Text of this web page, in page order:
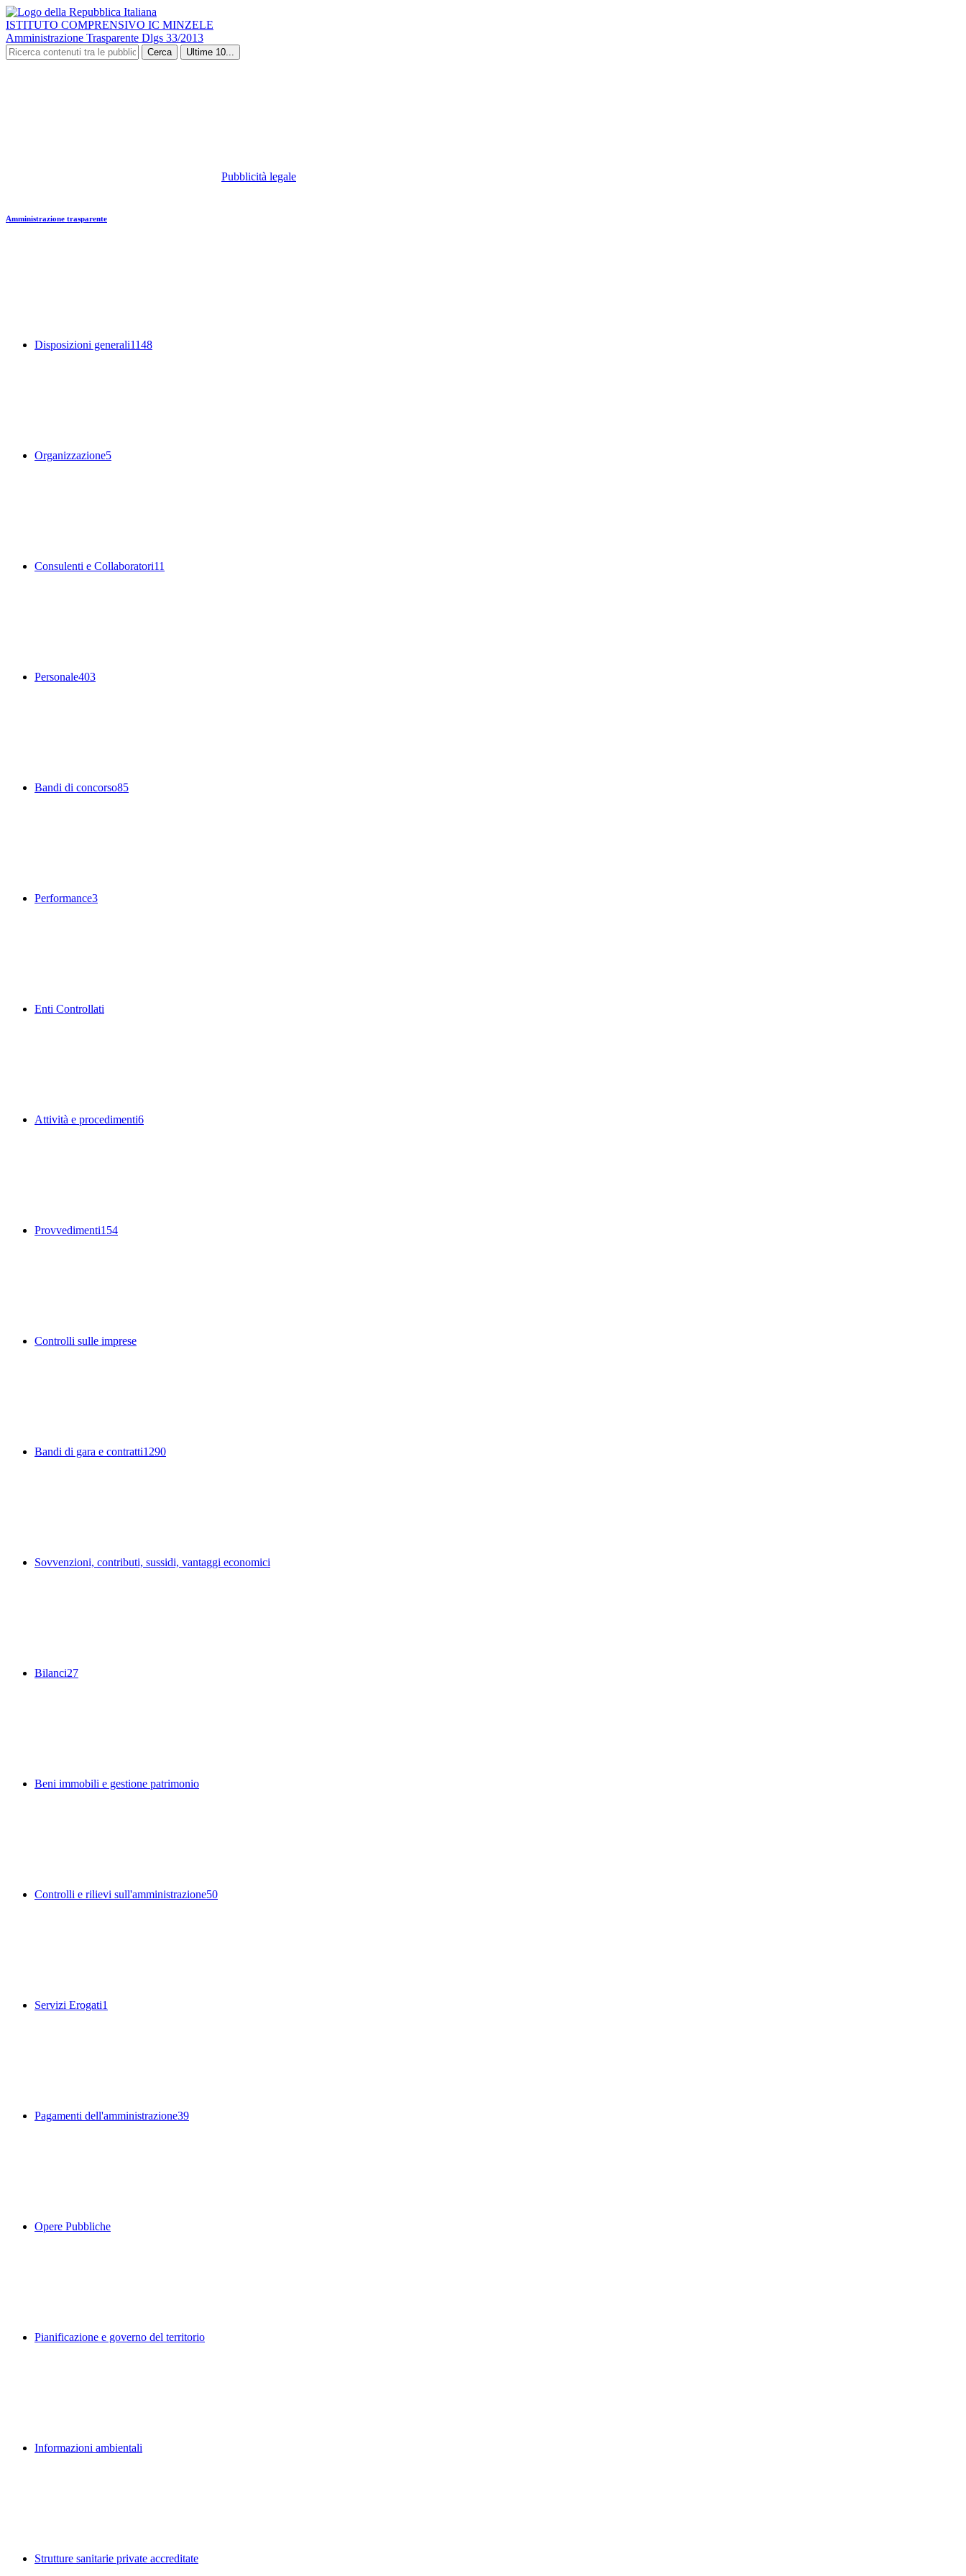
ISTITUTO COMPRENSIVO IC MINZELE
Amministrazione Trasparente Dlgs 33/2013
Cerca Ultime 10...
Pubblicità legale
Amministrazione trasparente
Disposizioni generali1148
Organizzazione5
Consulenti e Collaboratori11
Personale403
Bandi di concorso85
Performance3
Enti Controllati
Attività e procedimenti6
Provvedimenti154
Controlli sulle imprese
Bandi di gara e contratti1290
Sovvenzioni, contributi, sussidi, vantaggi economici
Bilanci27
Beni immobili e gestione patrimonio
Controlli e rilievi sull'amministrazione50
Servizi Erogati1
Pagamenti dell'amministrazione39
Opere Pubbliche
Pianificazione e governo del territorio
Informazioni ambientali
Strutture sanitarie private accreditate